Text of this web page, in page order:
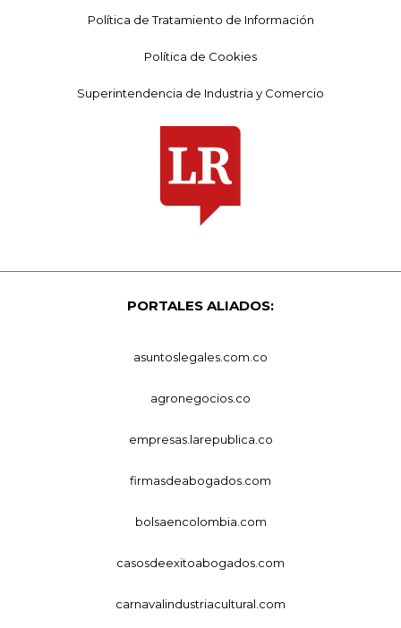
Política de Tratamiento de Información
Política de Cookies
Superintendencia de Industria y Comercio
PORTALES ALIADOS:
asuntoslegales.com.co
agronegocios.co
empresas.larepublica.co
firmasdeabogados.com
bolsaencolombia.com
casosdeexitoabogados.com
carnavalindustriacultural.com